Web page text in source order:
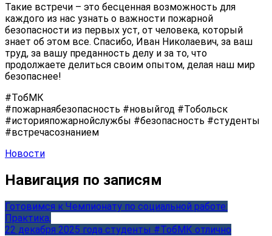
Такие встречи – это бесценная возможность для
каждого из нас узнать о важности пожарной
безопасности из первых уст, от человека, который
знает об этом все. Спасибо, Иван Николаевич, за ваш
труд, за вашу преданность делу и за то, что
продолжаете делиться своим опытом, делая наш мир
безопаснее!
#ТобМК
#пожарнаябезопасность #новыйгод #Тобольск
#историяпожарнойслужбы #безопасность #студенты
#встречасознанием
Новости
Навигация по записям
Готовимся к Чемпионату по социальной работе:
Практика,
22 декабря 2025 года студенты #ТобМК отлично